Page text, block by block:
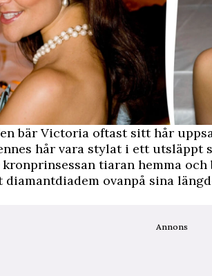
bär Victoria oftast sitt hår
hår vara stylat i ett utsläppt
kronprinsessan tiaran hemma
ovanpå sina
Annons